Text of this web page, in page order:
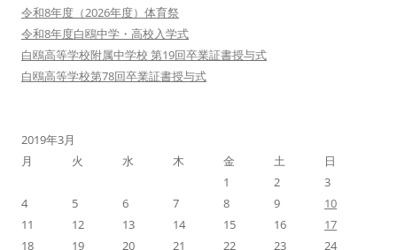
令和8年度（2026年度）体育祭
令和8年度白鴎中学・高校入学式
白鴎高等学校附属中学校 第19回卒業証書授与式
白鴎高等学校第78回卒業証書授与式
2019年3月
月
火 水 木 金 土
日
1
2
3
4
5 6 7 8 9
10
11
12 13 14 15 16
17
18
19 20 21 22 23
24